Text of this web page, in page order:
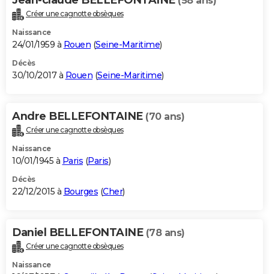
Créer une cagnotte obsèques
Naissance
24/01/1959 à Rouen (Seine-Maritime)
Décès
30/10/2017 à Rouen (Seine-Maritime)
Andre BELLEFONTAINE (70 ans)
Créer une cagnotte obsèques
Naissance
10/01/1945 à Paris (Paris)
Décès
22/12/2015 à Bourges (Cher)
Daniel BELLEFONTAINE (78 ans)
Créer une cagnotte obsèques
Naissance